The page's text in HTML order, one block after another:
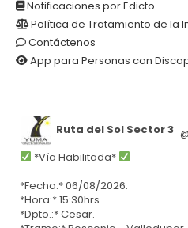
Notificaciones por Edicto
Política de Tratamiento de la
Contáctenos
App para Personas con
Ruta del Sol Sector 3
*Vía Habilitada*
*Fecha:* 06/08/2026.
*Hora:* 15:30hrs
*Dpto.:* Cesar.